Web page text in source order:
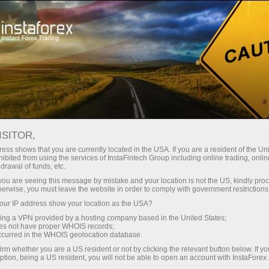
Трейдерам Форекс огляди Торговый план
29.04.2026: Аналітичні огляди
Форекс: Видеообзор рынка,
торговые рекомендации, ответы на
вопросы
shows that you are currently located in the USA. If you are a resident of the
from using the services of InstaFintech Group including online trading,
of funds, etc.
are seeing this message by mistake and your location is not the US, kindly
you must leave the website in order to comply with government
IP address show your location as the USA?
a VPN provided by a hosting company based in the United States;
not have proper WHOIS records;
in the WHOIS geolocation database.
whether you are a US resident or not by clicking the relevant button below. If
being a US resident, you will not be able to open an account with InstaForex